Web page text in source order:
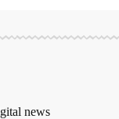
news